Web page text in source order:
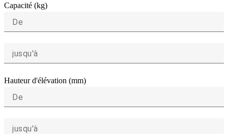
Capacité (kg)
De
jusqu'à
Hauteur d'élévation (mm)
De
jusqu'à